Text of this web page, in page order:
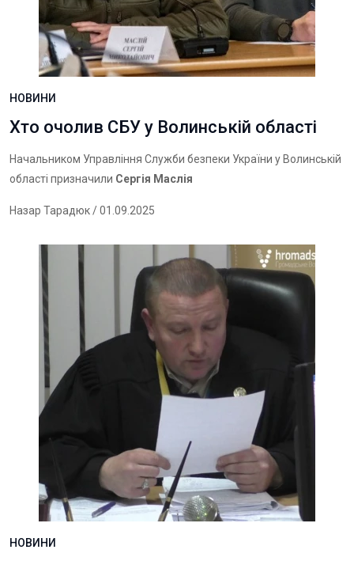
НОВИНИ
Хто очолив СБУ у Волинській області
Начальником Управління Служби безпеки України у Волинській
області призначили Сергія Маслія
Назар Тарадюк/ 01.09.2025
НОВИНИ